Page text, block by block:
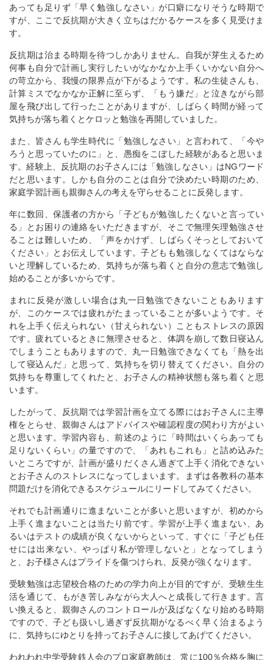
あっても足りず「早く勉強しなさい」が口癖になりそうな時期で
すが、ここで反抗期が大きく立ちはだかるケースを多く見受けま
す。
反抗期は治まる時期を待つしかありません。自我が芽生えるため
何事も自分で計画し実行したいがなかなか上手くいかない自分へ
の苛立から、我慢の限界点が下がるようです。私の生徒さんも、
計算ミスでなかなか正解に至らず、「もう嫌だ」と泣きながら部
屋を飛び出して行ったことがありますが、しばらく時間が経って
気持ちが落ち着くとケロッと勉強を再開していました。
また、皆さんも学生時代に「勉強しなさい」と言われて、「今や
ろうと思っていたのに」と、愚痴をこぼした経験があると思いま
す。経験上、反抗期のお子さんには「勉強しなさい」はNGワード
だと思います。しかも自分のことは自分で決めたい時期のため、
家庭学習計画も親御さんの考えを守らせることに反発します。
年に数回、保護者の方から「子どもが勉強したくないと言ってい
る」とお困りの連絡をいただきますが、そこで無理矢理勉強させ
ることは難しいため、「声をかけず、しばらくそっとしておいて
ください」とお伝えしています。子どもも勉強しなくてはならな
いと理解しているため、気持ちが落ち着くと自分の意志で勉強し
始めることが多いからです。
まれに反発が激しい場合は丸一日勉強できないこともあります
が、このケースでは疲れがたまっていることが多いようです。そ
れを上手く伝えられない（甘えられない）こともストレスの原因
です。疲れているときに無理させると、体調を崩して数日寝込ん
でしまうこともありますので、丸一日勉強できなくても「熱を出
して寝込んだ」と思って、気持ちを切り替えてください。自分の
気持ちを尊重してくれたと、お子さんの精神状態も落ち着くと思
います。
したがって、反抗期では学習計画を立てる際にはお子さんに主導
権をとらせ、親御さんはアドバイスや確認程度の関わり方がよい
と思います。学習内容も、前述のように「時間はいくらあっても
足りないくらい」の量ですので、「あれもこれも」と詰め込みた
いところですが、計画が盛りだくさん過ぎて上手く消化できない
とお子さんのストレスになってしまいます。まずは各教科の基本
問題だけを消化できるスケジュールにリードしてみてください。
それでも計画通りに進まないことが多いと思いますが、初めから
上手く進まないことは当たり前です。学習が上手く進まない、あ
るいはテストの成績が良くないからといって、すぐに「子ども任
せには出来ない、やっぱり私が管理しないと」となってしまう
と、お子様さんはプライドを傷つけられ、反発が強くなります。
受験勉強は志望校合格のための学力向上が目的ですが、受験生生
活を通じて、もがき苦しみながら大人へと成長して行きます。言
い換えると、親御さんのコントロールが及ばなくなり始める時期
ですので、子ども扱いし過ぎず反抗期がなるべく早く治まるよう
に、気持ちにゆとりを持ってお子さんに接してあげてください。
われわれ中学受験鉄人会のプロ家庭教師は、常に100％合格を胸に